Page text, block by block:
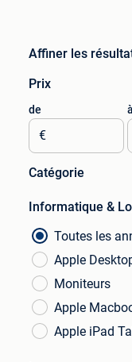
Affiner les
Prix
de
€
à
Catégorie
Informatique &
Toutes les
Apple
Moniteurs
Apple
Apple iPad